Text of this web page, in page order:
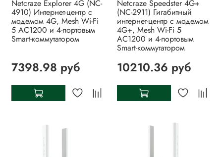
Netcraze Explorer 4G (NC-
4910) Интернет-центр с
модемом 4G, Mesh Wi-Fi
5 AC1200 и 4-портовым
Smart-коммутатором
7398.98 руб
Netcraze Speedster 4G+
(NC-2911) Гигабитный
интернет-центр с модемом
4G+, Mesh Wi-Fi 5
AC1200 и 4-портовым
Smart-коммутатором
10210.36 руб